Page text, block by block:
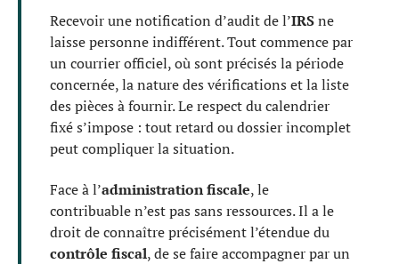
Recevoir une notification d’audit de l’IRSne
laisse personne indifférent. Tout commence par
un courrier officiel, où sont précisés la période
concernée, la nature des vérifications et la liste
des pièces à fournir. Le respect du calendrier
fixé s’impose : tout retard ou dossier incomplet
peut compliquer la situation.
Face à l’administration fiscale, le
contribuable n’est pas sans ressources. Il a le
droit de connaître précisément l’étendue du
contrôle fiscal, de se faire accompagner par un